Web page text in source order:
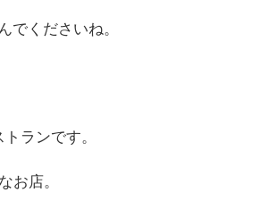
でくださいね。
ランです。
お店。